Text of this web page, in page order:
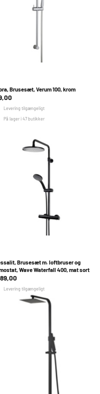
Brusesæt, Verum 100, krom
Levering tilgængeligt
På lager i 47 butikker
Brusesæt m. loftbruser og
Wave Waterfall 400, mat sort
Levering tilgængeligt
På lager i 1 butik